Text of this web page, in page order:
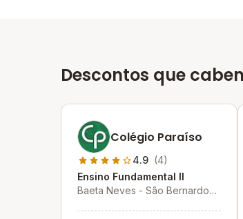
Descontos que
Colégio Paraíso
4.9 (4)
Ensino Fundamental II
Baeta Neves - São Bernardo